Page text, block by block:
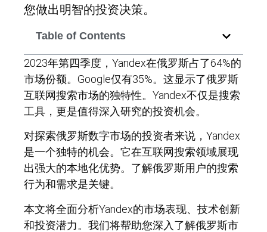
您做出明智的投资决策。
Table of Contents
2023年第四季度，Yandex在俄罗斯占了64%的
市场份额。Google仅有35%。这显示了俄罗斯
互联网搜索市场的独特性。Yandex不仅是搜索
工具，更是值得深入研究的投资机会。
对探索俄罗斯数字市场的投资者来说，Yandex
是一个独特的机会。它在互联网搜索领域展现
出强大的本地化优势。了解俄罗斯用户的搜索
行为和需求是关键。
本文将全面分析Yandex的市场表现、技术创新
和投资潜力。我们将帮助您深入了解俄罗斯市